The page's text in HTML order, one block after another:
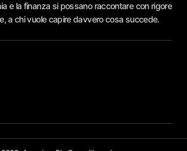
e la finanza si possano raccontare con rigore
a chi vuole capire davvero cosa succede.